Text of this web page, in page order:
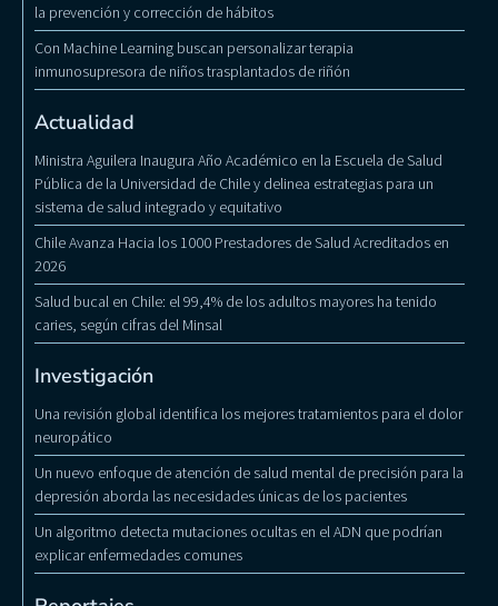
la prevención y corrección de hábitos
Con Machine Learning buscan personalizar terapia
inmunosupresora de niños trasplantados de riñón
Actualidad
Ministra Aguilera Inaugura Año Académico en la Escuela de Salud
Pública de la Universidad de Chile y delinea estrategias para un
sistema de salud integrado y equitativo
Chile Avanza Hacia los 1000 Prestadores de Salud Acreditados en
2026
Salud bucal en Chile: el 99,4% de los adultos mayores ha tenido
caries, según cifras del Minsal
Investigación
Una revisión global identifica los mejores tratamientos para el dolor
neuropático
Un nuevo enfoque de atención de salud mental de precisión para la
depresión aborda las necesidades únicas de los pacientes
Un algoritmo detecta mutaciones ocultas en el ADN que podrían
explicar enfermedades comunes